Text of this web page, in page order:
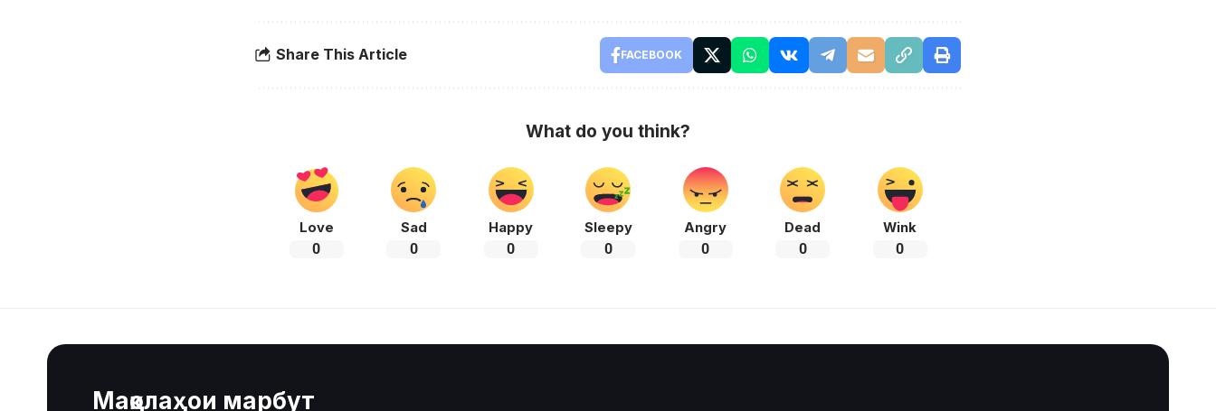
Share This Article FACEBOOK
What do you think?
Love
0
Sad
0
Happy
0
Sleepy
0
Angry
0
Dead
0
Wink
0
Мақолаҳои марбут